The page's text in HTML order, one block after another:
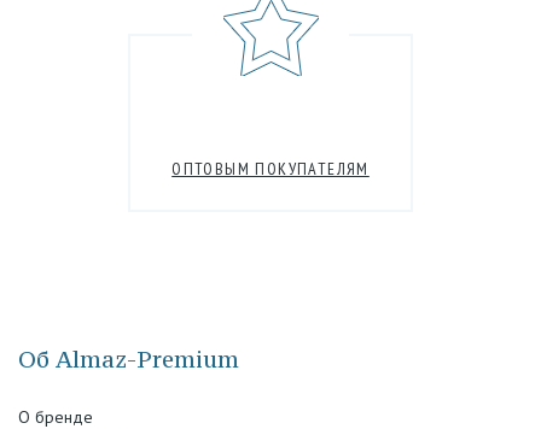
ОПТОВЫМ ПОКУПАТЕЛЯМ
Об Almaz-Premium
О бренде